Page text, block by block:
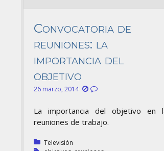
Convocatoria de
reuniones: la
importancia del
objetivo
26 marzo, 2014
La importancia del objetivo en
reuniones de trabajo.
Publicado en:
Televisión